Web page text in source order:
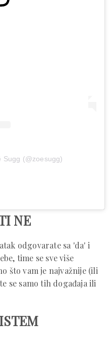
Sugg (@zoesugg)
NE
odgovarate sa 'da' i
time se sve više
što vam je najvažnije (ili
se samo tih događaja ili